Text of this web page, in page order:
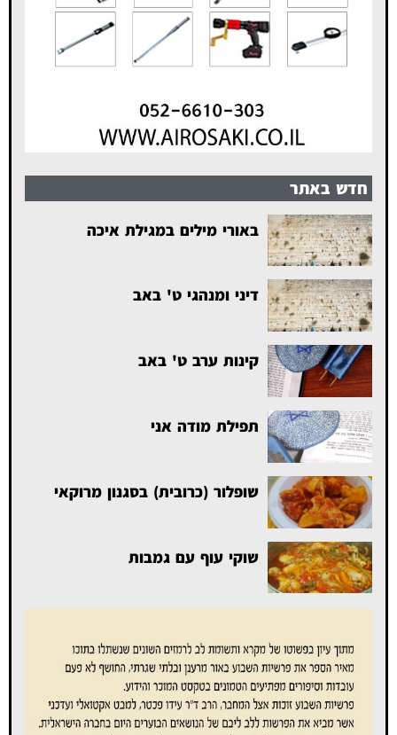
חדש באתר
באורי מילים במגילת איכה
דיני ומנהגי ט' באב
קינות ערב ט' באב
תפילת מודה אני
שופלור (כרובית) בסגנון מרוקאי
שוקי עוף עם גמבות